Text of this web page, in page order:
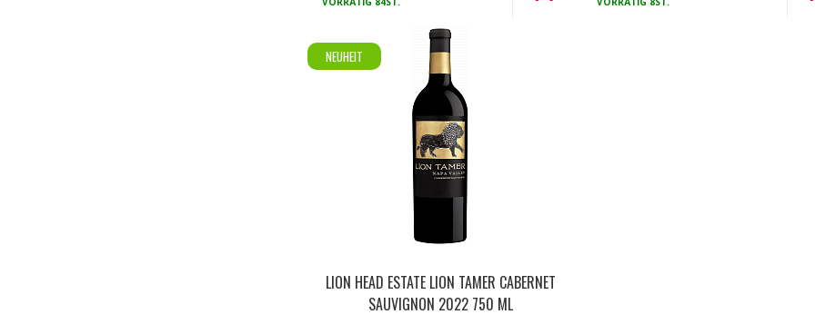
NEUHEIT
LION HEAD ESTATE LION TAMER CABERNET
SAUVIGNON 2022 750 ML